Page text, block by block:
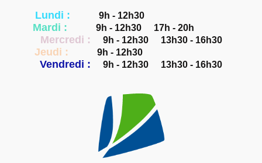
Lundi : 9h - 12h30
Mardi : 9h - 12h30 17h - 20h
Mercredi : 9h - 12h30 13h30 - 16h30
Jeudi : 9h - 12h30
Vendredi : 9h - 12h30 13h30 - 16h30